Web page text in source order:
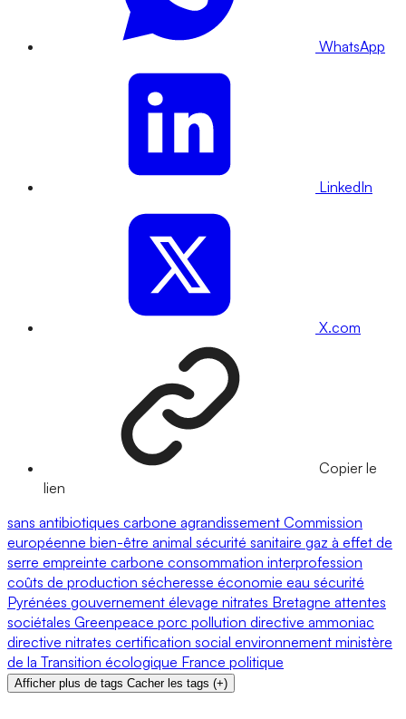
WhatsApp
LinkedIn
X.com
Copier le
lien
sans antibiotiques carbone agrandissement Commission
européenne bien-être animal sécurité sanitaire gaz à effet de
serre empreinte carbone consommation interprofession
coûts de production sécheresse économie eau sécurité
Pyrénées gouvernement élevage nitrates Bretagne attentes
sociétales Greenpeace porc pollution directive ammoniac
directive nitrates certification social environnement ministère
de la Transition écologique France politique
Afficher plus de tags Cacher les tags (+)